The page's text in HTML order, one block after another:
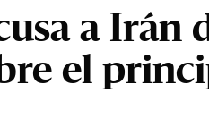
a Irán
el